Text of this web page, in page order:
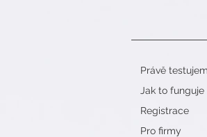
Právě
Jak to funguje
Registrace
Pro firmy